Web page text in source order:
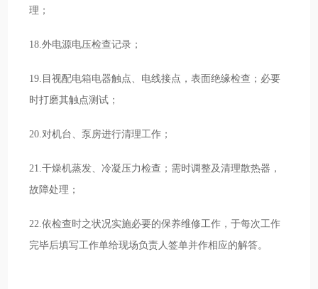
理；
18.外电源电压检查记录；
19.目视配电箱电器触点、电线接点，表面绝缘检查；必要
时打磨其触点测试；
20.对机台、泵房进行清理工作；
21.干燥机蒸发、冷凝压力检查；需时调整及清理散热器，
故障处理；
22.依检查时之状况实施必要的保养维修工作，于每次工作
完毕后填写工作单给现场负责人签单并作相应的解答。